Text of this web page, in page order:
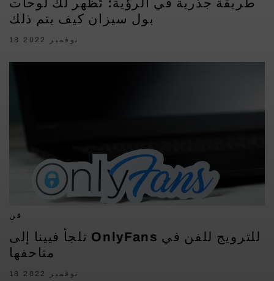
طريقة جذرية في الرؤية: تُظهر لك لوحات
بول سيزان كيف يتم ذلك
18 نوفمبر 2022
فن
تلجأ فيينا إلى OnlyFans للترويج للفن في
متاحفها
18 نوفمبر 2022